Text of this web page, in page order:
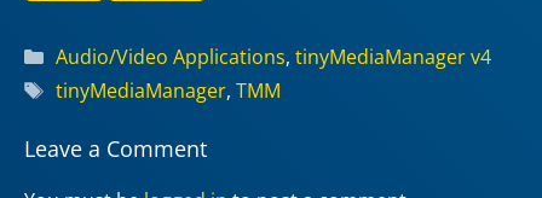
Categories
Audio/Video Applications, tinyMediaManager v4
Tags
tinyMediaManager, TMM
Leave a Comment